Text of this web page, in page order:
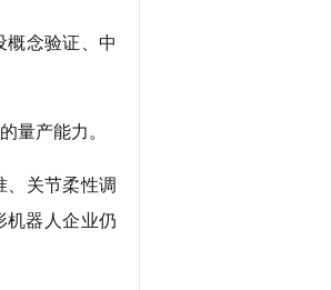
概念验证、中
量产能力。
、关节柔性调
机器人企业仍